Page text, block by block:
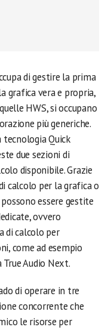
di gestire la prima
grafica vera e propria,
HWS, si occupano
più generiche.
Quick
due sezioni di
disponibile. Grazie
calcolo per la grafica o
essere gestite
ovvero
di calcolo per
come ad esempio
Audio Next.
di operare in tre
concorrente che
le risorse per